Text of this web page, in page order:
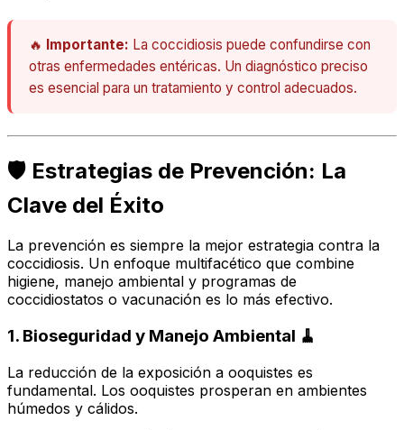
🔥 Importante: La coccidiosis puede confundirse con
otras enfermedades entéricas. Un diagnóstico preciso
es esencial para un tratamiento y control adecuados.
🛡️ Estrategias de Prevención: La
Clave del Éxito
La prevención es siempre la mejor estrategia contra la
coccidiosis. Un enfoque multifacético que combine
higiene, manejo ambiental y programas de
coccidiostatos o vacunación es lo más efectivo.
1. Bioseguridad y Manejo Ambiental 🧹
La reducción de la exposición a ooquistes es
fundamental. Los ooquistes prosperan en ambientes
húmedos y cálidos.